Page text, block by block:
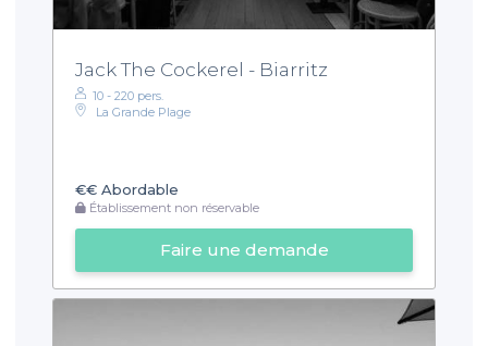
Jack The Cockerel - Biarritz
10 - 220 pers.
La Grande Plage
€€ Abordable
Établissement non réservable
Faire une demande